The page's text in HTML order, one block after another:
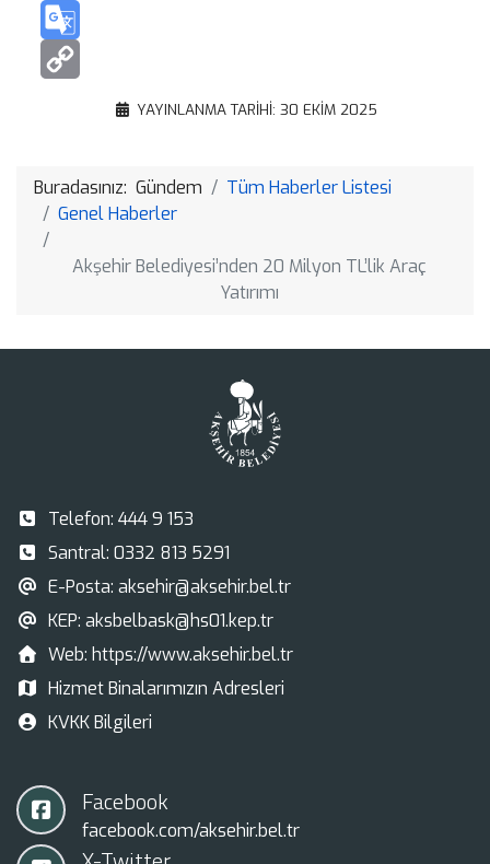
Translate
Copy
YAYINLANMA TARIHI: 30 EKIM 2025
Buradasınız: Gündem
Tüm Haberler Listesi
Genel Haberler
Akşehir Belediyesi’nden 20 Milyon TL’lik Araç
Yatırımı
Telefon: 444 9 153
Santral: 0332 813 5291
E-Posta: aksehir@aksehir.bel.tr
KEP: aksbelbask@hs01.kep.tr
Web: https://www.aksehir.bel.tr
Hizmet Binalarımızın Adresleri
KVKK Bilgileri
Facebook
facebook.com/aksehir.bel.tr